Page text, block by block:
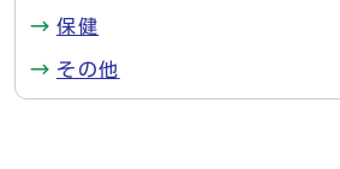
保健
その他